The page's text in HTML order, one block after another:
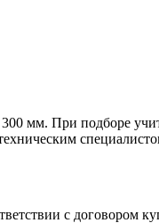
мм. При подборе
с договором